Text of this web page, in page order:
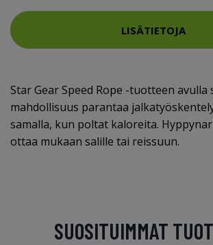
LISÄTIETOJA
Star Gear Speed Rope -tuotteen avulla
mahdollisuus parantaa
samalla, kun poltat kaloreita.
ottaa mukaan salille tai reissuun.
SUOSITUIMMAT